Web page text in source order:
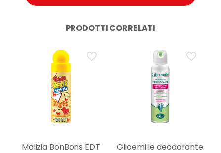
PRODOTTI CORRELATI
Malizia BonBons EDT
Glicemille deodorante